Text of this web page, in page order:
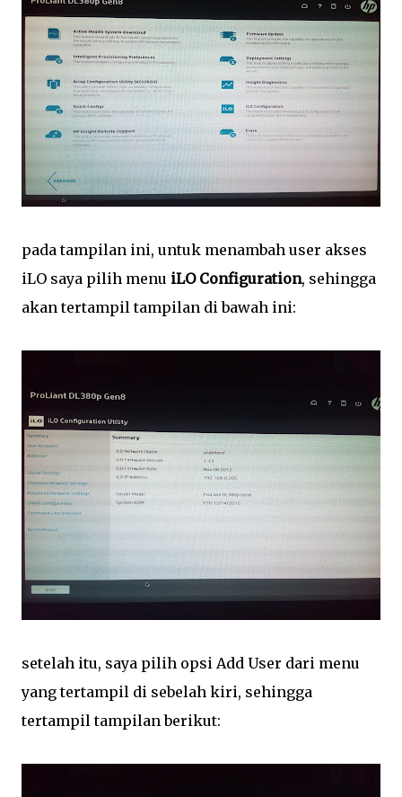
pada tampilan ini, untuk menambah user akses
iLO saya pilih menu iLO Configuration, sehingga
akan tertampil tampilan di bawah ini:
setelah itu, saya pilih opsi Add User dari menu
yang tertampil di sebelah kiri, sehingga
tertampil tampilan berikut: